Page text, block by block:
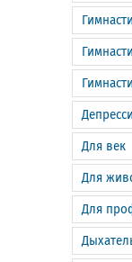
Для век
Для
Для